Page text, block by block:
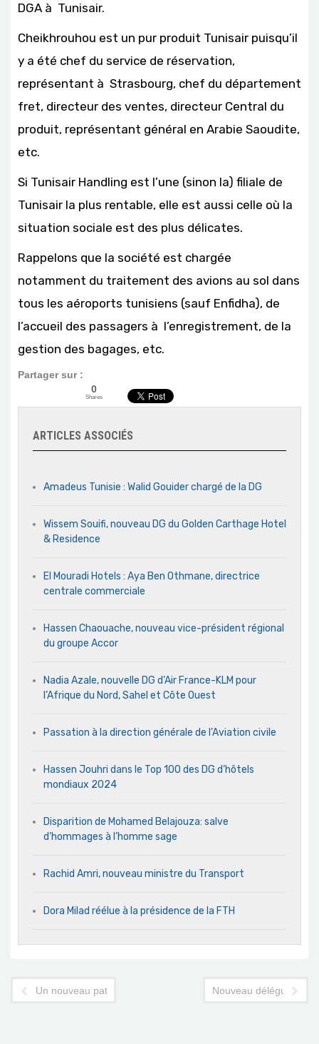
DGA à Tunisair.
Cheikhrouhou est un pur produit Tunisair puisqu’il
y a été chef du service de réservation,
représentant à Strasbourg, chef du département
fret, directeur des ventes, directeur Central du
produit, représentant général en Arabie Saoudite,
etc.
Si Tunisair Handling est l’une (sinon la) filiale de
Tunisair la plus rentable, elle est aussi celle où la
situation sociale est des plus délicates.
Rappelons que la société est chargée
notamment du traitement des avions au sol dans
tous les aéroports tunisiens (sauf Enfidha), de
l’accueil des passagers à l’enregistrement, de la
gestion des bagages, etc.
Partager sur :
0
Shares
ARTICLES ASSOCIÉS
Amadeus Tunisie : Walid Gouider chargé de la DG
Wissem Souifi, nouveau DG du Golden Carthage Hotel
& Residence
El Mouradi Hotels : Aya Ben Othmane, directrice
centrale commerciale
Hassen Chaouache, nouveau vice-président régional
du groupe Accor
Nadia Azale, nouvelle DG d’Air France-KLM pour
l’Afrique du Nord, Sahel et Côte Ouest
Passation à la direction générale de l’Aviation civile
Hassen Jouhri dans le Top 100 des DG d’hôtels
mondiaux 2024
Disparition de Mohamed Belajouza: salve
d’hommages à l’homme sage
Rachid Amri, nouveau ministre du Transport
Dora Milad réélue à la présidence de la FTH
Un nouveau patron pour la DGAC Nouveau délégué Air